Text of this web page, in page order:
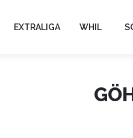
EXTRALIGA WHIL